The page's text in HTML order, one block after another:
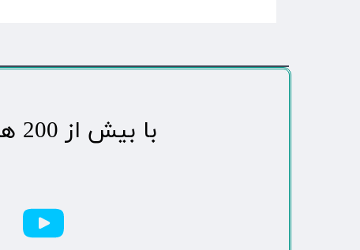
​با بیش از 200 هزاردنبال کننده محبوب ترین رسانه مردمی شهر مهاباد​​​​​​​​​​​​​​